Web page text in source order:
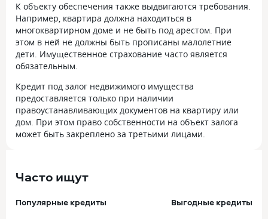
К объекту обеспечения также выдвигаются требования.
Например, квартира должна находиться в
многоквартирном доме и не быть под арестом. При
этом в ней не должны быть прописаны малолетние
дети. Имущественное страхование часто является
обязательным.
Кредит под залог недвижимого имущества
предоставляется только при наличии
правоустанавливающих документов на квартиру или
дом. При этом право собственности на объект залога
может быть закреплено за третьими лицами.
Часто ищут
Популярные кредиты Выгодные кредиты